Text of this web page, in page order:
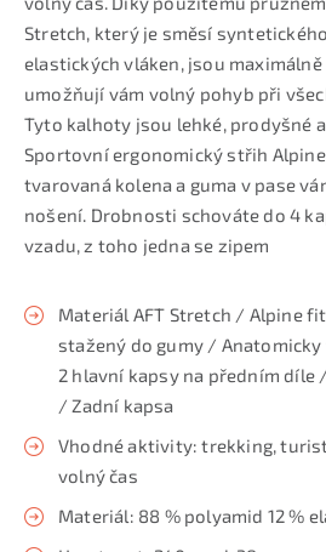
Stretch, který je směsí
elastických vláken, jsou
umožňují vám volný pohyb při
Tyto kalhoty jsou lehké, prodyšné
Sportovní ergonomický střih
tvarovaná kolena a guma v pase
nošení. Drobnosti schováte do 4
vzadu, z toho jedna se zipem
Materiál AFT Stretch / Alpine
stažený do gumy /
2 hlavní kapsy na předním díle
/ Zadní kapsa
Vhodné aktivity: trekking,
volný čas
Materiál: 88 % polyamid 12 %